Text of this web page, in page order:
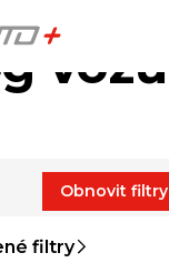
vozů
Obnovit filtry
filtry